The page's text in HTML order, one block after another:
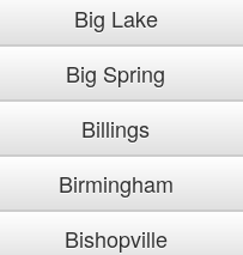
Big Lake
Big Spring
Billings
Birmingham
Bishopville